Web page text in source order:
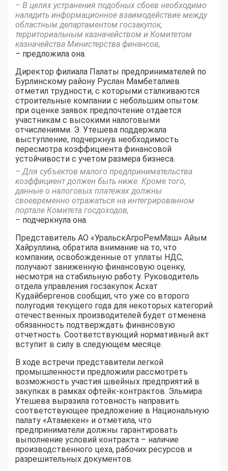
– В целях устранения подобных сбоев необходимо
наладить информационное взаимодействие между
областным департаментом госзакупок,
территориальным казначейством и Комитетом
казначейства Министерства финансов,
– предложила она.
Директор филиала Палаты предпринимателей по
Бурлинскому району Руслан Мамбеталиев
отметил трудности, с которыми сталкиваются
строительные компании с небольшим опытом:
при оценке заявок предпочтение отдается
участникам с высокими налоговыми
отчислениями. Э. Утешева поддержала
выступление, подчеркнув необходимость
пересмотра коэффициента финансовой
устойчивости с учетом размера бизнеса.
– Для субъектов малого предпринимательства
коэффициент должен быть ниже. Кроме того,
данные о налоговых платежах должны
своевременно отражаться на интегрированном
портале Комитета госдоходов,
– подчеркнула она.
Представитель АО «УральскАгроРемМаш» Айым
Хайруллина, обратила внимание на то, что
компании, освобожденные от уплаты НДС,
получают заниженную финансовую оценку,
несмотря на стабильную работу. Руководитель
отдела управления госзакупок Асхат
Кудайбергенов сообщил, что уже со второго
полугодия текущего года для некоторых категорий
отечественных производителей будет отменена
обязанность подтверждать финансовую
отчетность. Соответствующий нормативный акт
вступит в силу в следующем месяце.
В ходе встречи представители легкой
промышленности предложили рассмотреть
возможность участия швейных предприятий в
закупках в рамках офтейк-контрактов. Эльмира
Утешева выразила готовность направить
соответствующее предложение в Национальную
палату «Атамекен» и отметила, что
предприниматели должны гарантировать
выполнение условий контракта – наличие
производственного цеха, рабочих ресурсов и
разрешительных документов.